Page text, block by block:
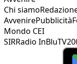
Chi siamo
AvvenirePubblicità
Mondo CEI
SIRRadio InBlu